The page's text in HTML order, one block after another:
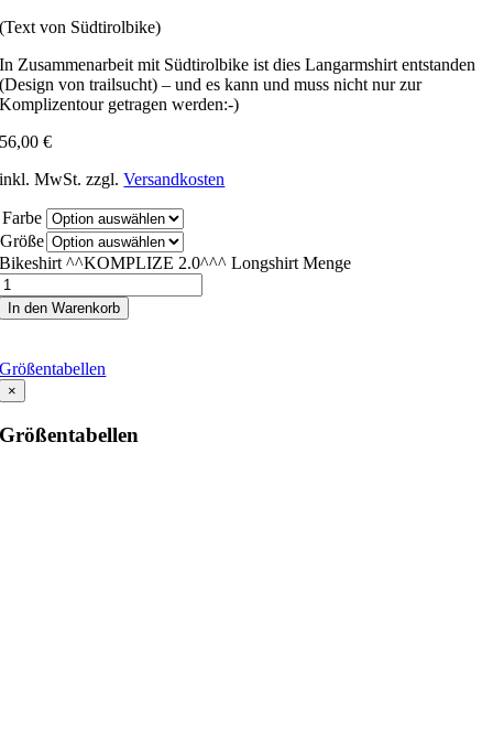
(Text von Südtirolbike)
In Zusammenarbeit mit Südtirolbike ist dies Langarmshirt entstanden
(Design von trailsucht) – und es kann und muss nicht nur zur
Komplizentour getragen werden:-)
56,00€
inkl. MwSt. zzgl.Versandkosten
Farbe
Größe
Bikeshirt ^^KOMPLIZE 2.0^^^ Longshirt Menge
In den Warenkorb
Größentabellen
×
Größentabellen